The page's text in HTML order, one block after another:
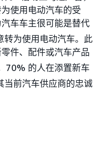
使用电动汽车的受
车车主很可能是替代
转为使用电动汽车。此
件、配件或汽车产品
70% 的人在添置新车
当前汽车供应商的忠诚